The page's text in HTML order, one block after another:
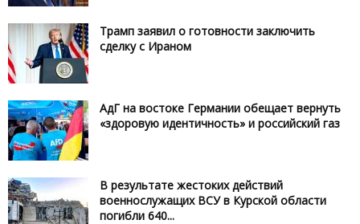
Трамп заявил о готовности заключить
сделку с Ираном
АдГ на востоке Германии обещает вернуть
«здоровую идентичность» и российский газ
В результате жестоких действий
военнослужащих ВСУ в Курской области
погибли 640...